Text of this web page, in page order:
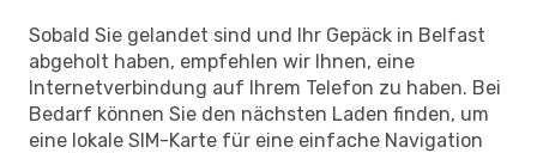
Sobald Sie gelandet sind und Ihr Gepäck in Belfast
abgeholt haben, empfehlen wir Ihnen, eine
Internetverbindung auf Ihrem Telefon zu haben. Bei
Bedarf können Sie den nächsten Laden finden, um
eine lokale SIM-Karte für eine einfache Navigation